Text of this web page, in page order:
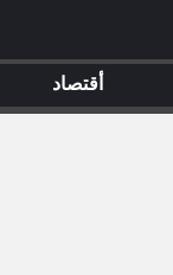
أقتصاد